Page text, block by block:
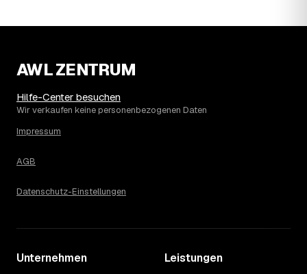
Die Spanne ergibt sich vor allem aus Menge und
eher am unteren Ende, eine voll möblierte Wohnung mit
Etage ohne Aufzug oder viel Sperrmüll eher am oberen.
Sondermüllanteil verschieben den Endpreis. Den genauen
kostenlosen Einschätzung.
AWL ZENTRUM
Hilfe-Center besuchen
Wir verkaufen keine personenbezogenen Daten
Impressum
AGB
Datenschutz-Einstellungen
Unternehmen Leistungen